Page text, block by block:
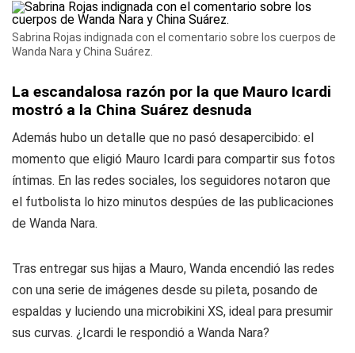
Sabrina Rojas indignada con el comentario sobre los cuerpos de
Wanda Nara y China Suárez.
La escandalosa razón por la que Mauro Icardi
mostró a la China Suárez desnuda
Además hubo un detalle que no pasó desapercibido: el
momento que eligió Mauro Icardi para compartir sus fotos
íntimas. En las redes sociales, los seguidores notaron que
el futbolista lo hizo minutos despúes de las publicaciones
de Wanda Nara.
Tras entregar sus hijas a Mauro, Wanda encendió las redes
con una serie de imágenes desde su pileta, posando de
espaldas y luciendo una microbikini XS, ideal para presumir
sus curvas. ¿Icardi le respondió a Wanda Nara?